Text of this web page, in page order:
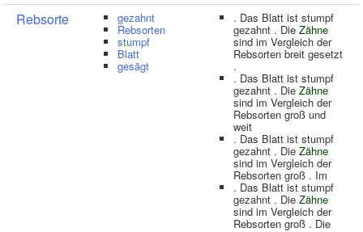
Rebsorte gezahnt
Rebsorten
stumpf
Blatt
gesägt
. Das Blatt ist stumpf
gezahnt . Die Zähne
sind im Vergleich der
Rebsorten breit gesetzt
.
. Das Blatt ist stumpf
gezahnt . Die Zähne
sind im Vergleich der
Rebsorten groß und
weit
. Das Blatt ist stumpf
gezahnt . Die Zähne
sind im Vergleich der
Rebsorten groß . Im
. Das Blatt ist stumpf
gezahnt . Die Zähne
sind im Vergleich der
Rebsorten groß . Die